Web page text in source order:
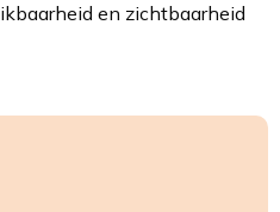
en zichtbaarheid